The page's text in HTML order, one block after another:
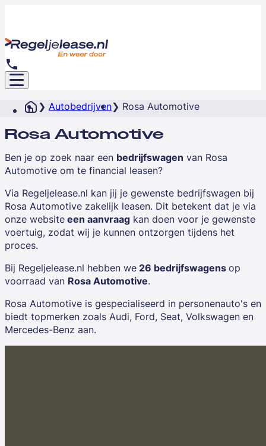
Autobedrijven Rosa Automotive
Rosa Automotive
Ben je op zoek naar een bedrijfswagen van Rosa
Automotive om te financial leasen?
Via Regeljelease.nl kan jij je gewenste bedrijfswagen bij
Rosa Automotive zakelijk leasen. Dit betekent dat je via
onze websiteeen aanvraag kan doen voor je gewenste
voertuig, zodat wij je kunnen ontzorgen tijdens het
proces.
Bij Regeljelease.nl hebben we26 bedrijfswagensop
voorraad van Rosa Automotive.
Rosa Automotive is gespecialiseerd in personenauto's en
biedt topmerken zoals Audi, Ford, Seat, Volkswagen en
Mercedes-Benz aan.